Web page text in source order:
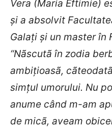
Vera (Maria Eftimie)
şi a absolvit
Galaţi şi un master în
“Nãscutã în zodia
ambiţioasã,
simţul umorului. Nu
anume când m-am
de micã, aveam